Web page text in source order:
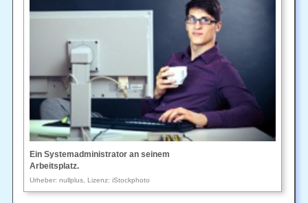
Ein Systemadministrator an seinem
Arbeitsplatz.
Urheber: nullplus, Lizenz: iStockphoto